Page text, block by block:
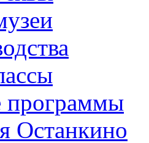
программы
Останкино